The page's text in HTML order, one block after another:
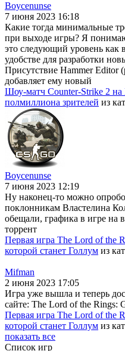
Boycenunse
7 июня 2023 16:18
Какие тогда минимальные
при выходе игры? Я
это следующий уровень как
удобстве для разработки
Присутствие Hammer Editor
добавляет ему новый
Шоу-матч Counter-Strike 2 на
полмиллиона зрителей из
Boycenunse
7 июня 2023 12:19
Ну наконец-то можно
поклонникам Властелина
обещали, графика в игре на
торрент
Первая игра The Lord of the
которой станет Голлум из
Mifman
2 июня 2023 17:05
Игра уже вышла и теперь
сайте: The Lord of the Rings:
Первая игра The Lord of the
которой станет Голлум из
показать все
Список игр